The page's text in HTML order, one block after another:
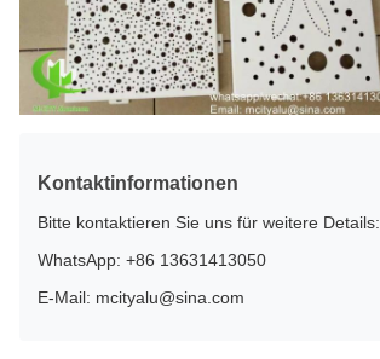
Kontaktinformationen
Bitte kontaktieren Sie uns für weitere Details:
WhatsApp: +86 13631413050
E-Mail: mcityalu@sina.com